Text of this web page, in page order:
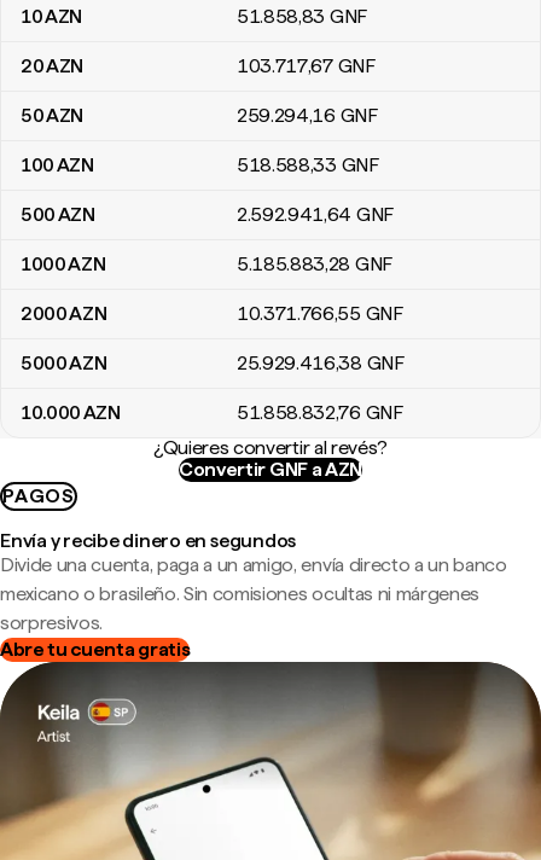
10AZN 51.858,83 GNF
20AZN 103.717,67 GNF
50AZN 259.294,16 GNF
100AZN 518.588,33 GNF
500AZN 2.592.941,64 GNF
1000AZN 5.185.883,28 GNF
2000AZN 10.371.766,55 GNF
5000AZN 25.929.416,38 GNF
10.000AZN 51.858.832,76 GNF
¿Quieres convertir al revés?
Convertir GNF a AZN
PAGOS
Envía y recibe dinero en segundos
Divide una cuenta, paga a un amigo, envía directo a un banco
mexicano o brasileño. Sin comisiones ocultas ni márgenes
sorpresivos.
Abre tu cuenta gratis